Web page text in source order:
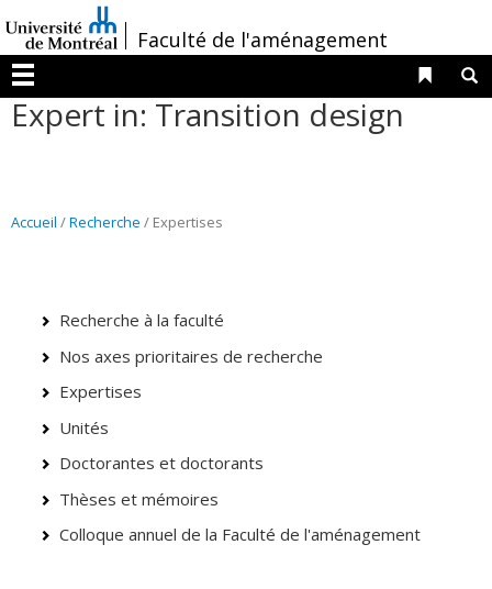
au
contenu
/Faculté de l'aménagement
Menu
Liens
Expert in: Transition design
Accueil /Recherche / Expertises
Recherche à la faculté
Nos axes prioritaires de recherche
Expertises
Unités
Doctorantes et doctorants
Thèses et mémoires
Colloque annuel de la Faculté de l'aménagement